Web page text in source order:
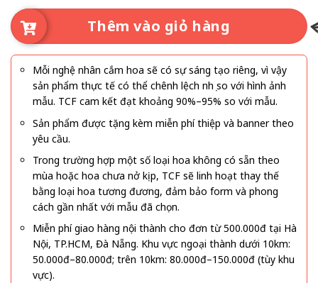
Thêm vào giỏ hàng
Mỗi nghệ nhân cắm hoa sẽ có sự sáng tạo riêng, vì vậy
sản phẩm thực tế có thể chênh lệch nhẹ so với hình ảnh
mẫu. TCF cam kết đạt khoảng 90%–95% so với mẫu.
Sản phẩm được tặng kèm miễn phí thiệp và banner theo
yêu cầu.
Trong trường hợp một số loại hoa không có sẵn theo
mùa hoặc hoa chưa nở kịp, TCF sẽ linh hoạt thay thế
bằng loại hoa tương đương, đảm bảo form và phong
cách gần nhất với mẫu đã chọn.
Miễn phí giao hàng nội thành cho đơn từ 500.000đ tại Hà
Nội, TP.HCM, Đà Nẵng. Khu vực ngoại thành dưới 10km:
50.000đ–80.000đ; trên 10km: 80.000đ–150.000đ (tùy khu
vực).